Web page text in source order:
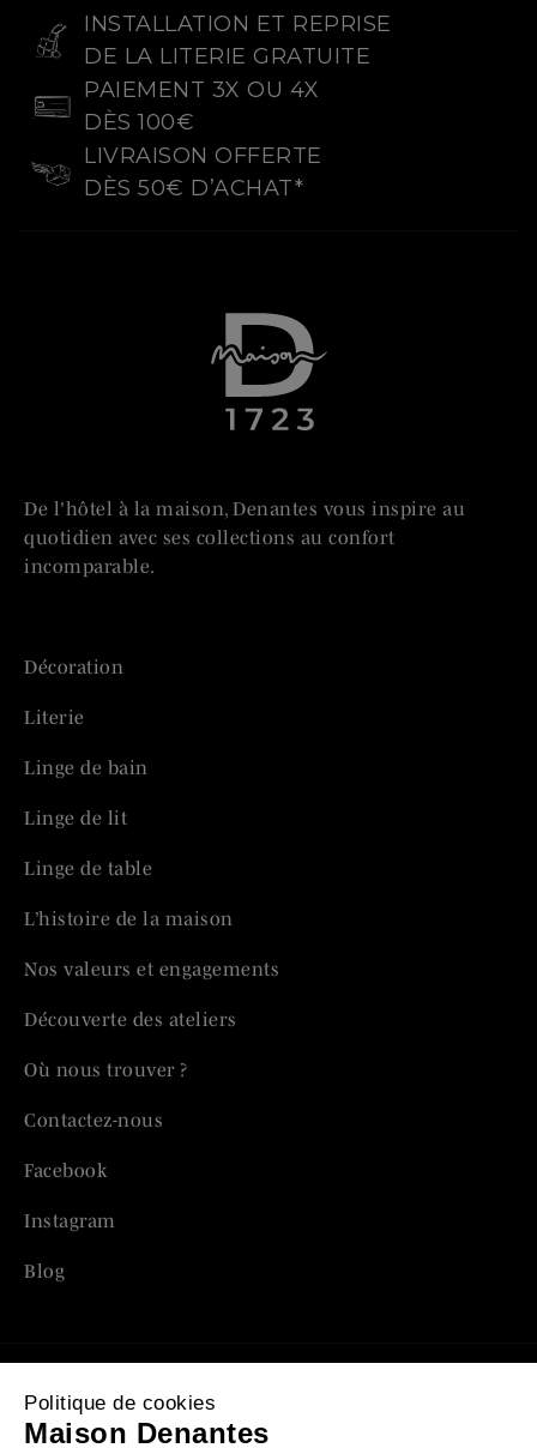
INSTALLATION ET REPRISE
DE LA LITERIE GRATUITE
PAIEMENT 3X OU 4X
DÈS 100€
LIVRAISON OFFERTE
DÈS 50€ D’ACHAT*
De l'hôtel à la maison, Denantes vous inspire au
quotidien avec ses collections au confort
incomparable.
Décoration
Literie
Linge de bain
Linge de lit
Linge de table
L’histoire de la maison
Nos valeurs et engagements
Découverte des ateliers
Où nous trouver ?
Contactez-nous
Facebook
Instagram
Blog
Mentions légales
Politique de cookies
Maison Denantes